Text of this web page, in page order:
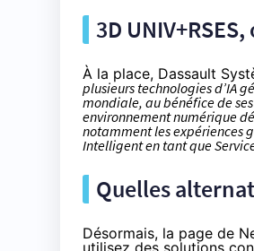
3D
À la place, Dassault
plusieurs technologies d’IA
mondiale, au bénéfice de
environnement numérique
notamment les expériences
Intelligent en tant que
Quelles
Désormais, la page de
utilisez des solutions